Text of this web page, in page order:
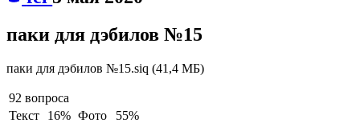
паки для дэбилов №15
паки для дэбилов №15.siq (41,4 МБ)
92 вопроса
Текст
16% Фото
55%